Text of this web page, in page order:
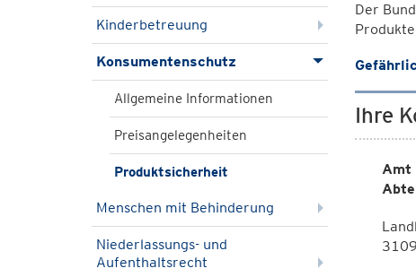
Kinderbetreuung
Konsumentenschutz
Allgemeine Informationen
Preisangelegenheiten
Produktsicherheit
Menschen mit Behinderung
Niederlassungs- und
Aufenthaltsrecht
Der
Ihre
Amt